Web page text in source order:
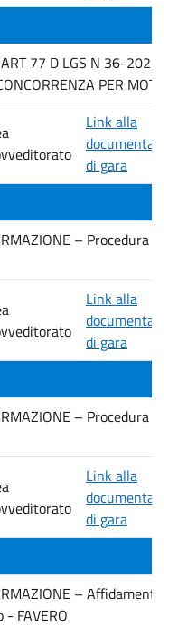
77 D LGS N 36-2023
PER
Link alla
di gara
– Procedura
Link alla
di gara
– Procedura
Link alla
di gara
–
FAVERO